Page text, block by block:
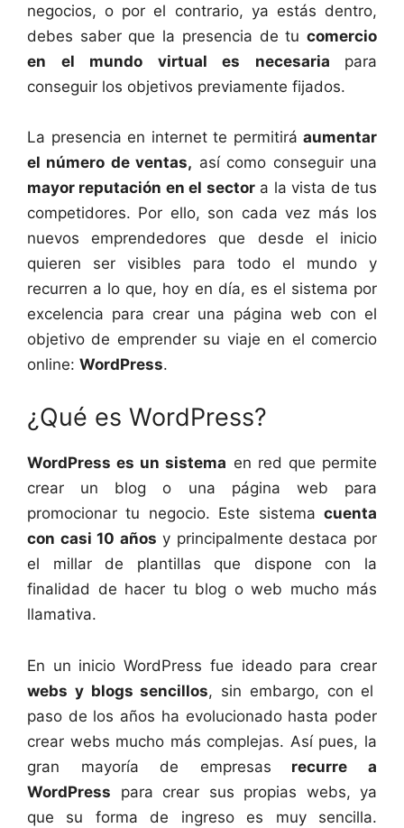
negocios, o por el contrario, ya estás dentro,
debes saber que la presencia de tu comercio
en el mundo virtual es necesaria para
conseguir los objetivos previamente fijados.
La presencia en internet te permitirá aumentar
el número de ventas, así como conseguir una
mayor reputación en el sectora la vista de tus
competidores. Por ello, son cada vez más los
nuevos emprendedores que desde el inicio
quieren ser visibles para todo el mundo y
recurren a lo que, hoy en día, es el sistema por
excelencia para crear una página web con el
objetivo de emprender su viaje en el comercio
online: WordPress.
¿Qué es WordPress?
WordPress es un sistema en red que permite
crear un blog o una página web para
promocionar tu negocio. Este sistema cuenta
con casi 10 años y principalmente destaca por
el millar de plantillas que dispone con la
finalidad de hacer tu blog o web mucho más
llamativa.
En un inicio WordPress fue ideado para crear
webs y blogs sencillos, sin embargo, con el
paso de los años ha evolucionado hasta poder
crear webs mucho más complejas. Así pues, la
gran mayoría de empresas recurre a
WordPress para crear sus propias webs, ya
que su forma de ingreso es muy sencilla.